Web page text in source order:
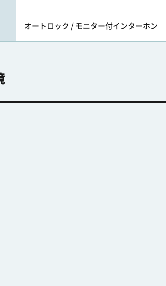
オートロック / モニター付インターホン